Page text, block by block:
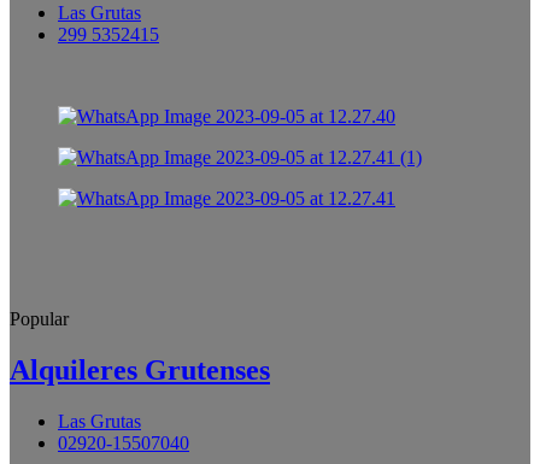
Las Grutas
299 5352415
Popular
Alquileres Grutenses
Las Grutas
02920-15507040